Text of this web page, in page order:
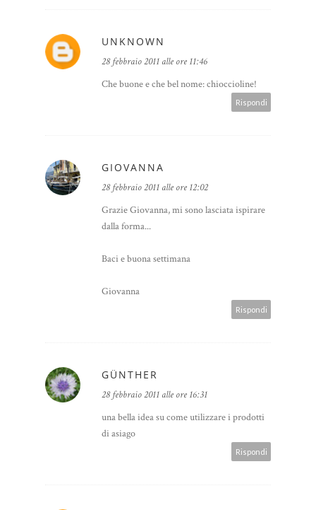
UNKNOWN
28 febbraio 2011 alle ore 11:46
Che buone e che bel nome: chioccioline!
Rispondi
GIOVANNA
28 febbraio 2011 alle ore 12:02
Grazie Giovanna, mi sono lasciata ispirare
dalla forma...
Baci e buona settimana
Giovanna
Rispondi
GÜNTHER
28 febbraio 2011 alle ore 16:31
una bella idea su come utilizzare i prodotti
di asiago
Rispondi